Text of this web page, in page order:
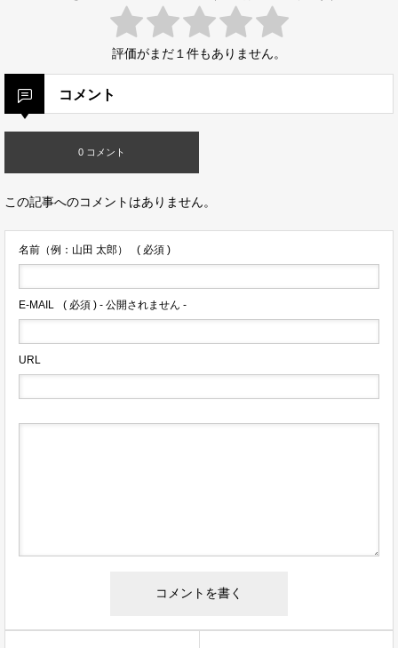
評価がまだ１件もありません。
コメント
0 コメント
この記事へのコメントはありません。
名前（例：山田 太郎） ( 必須 )
E-MAIL ( 必須 ) - 公開されません -
URL